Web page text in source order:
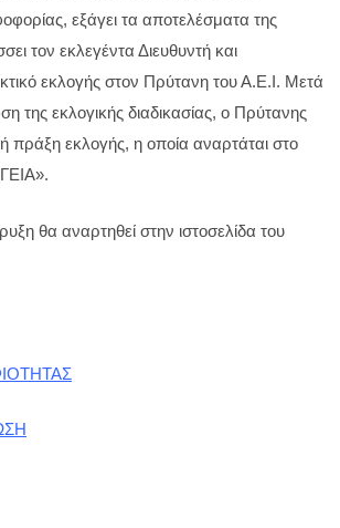
εξάγει τα αποτελέσματα της
τον εκλεγέντα Διευθυντή και
εκλογής στον Πρύτανη του Α.Ε.Ι. Μετά
της εκλογικής διαδικασίας, ο Πρύτανης
πράξη εκλογής, η οποία αναρτάται στο
θα αναρτηθεί στην ιστοσελίδα του